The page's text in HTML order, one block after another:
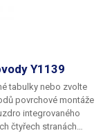
Y1139
tabulky nebo zvolte
povrchové montáže
integrovaného
čtyřech stranách